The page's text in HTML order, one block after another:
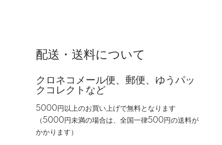
配送・送料について
クロネコメール便、郵便、ゆうパッ
クコレクトなど
5000円以上のお買い上げで無料となります
（5000円未満の場合は、全国一律500円の送料が
かかります）